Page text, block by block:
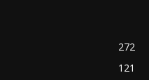
272
121